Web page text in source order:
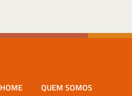
HOME
QUEM SOMOS